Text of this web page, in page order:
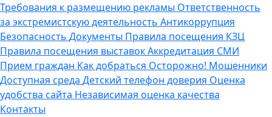
Требования к размещению рекламы Ответственность
за экстремистскую деятельность Антикоррупция
Безопасность Документы Правила посещения КЗЦ
Правила посещения выставокАккредитация СМИ
Прием граждан Как добраться Осторожно! Мошенники
Доступная среда Детский телефон доверия Оценка
удобства сайта Независимая оценка качества
Контакты